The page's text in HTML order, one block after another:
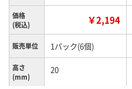
価格
(税込)
￥2,194
販売単位 1パック(6個)
高さ
(mm)
20